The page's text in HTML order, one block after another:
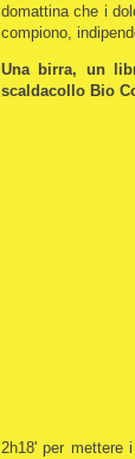
domattina che i
compiono,
Una birra, un
scaldacollo Bio
2h18' per mettere